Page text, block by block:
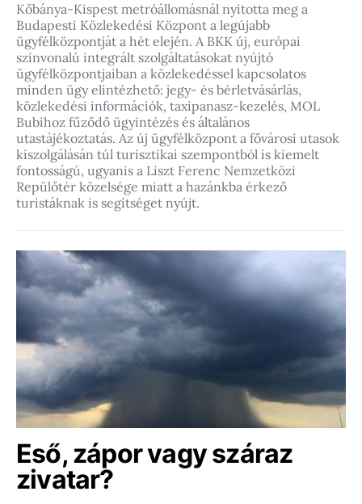
Kőbánya-Kispest metróállomásnál nyitotta meg a
Budapesti Közlekedési Központ a legújabb
ügyfélközpontját a hét elején. A BKK új, európai
színvonalú integrált szolgáltatásokat nyújtó
ügyfélközpontjaiban a közlekedéssel kapcsolatos
minden ügy elintézhető: jegy- és bérletvásárlás,
közlekedési információk, taxipanasz-kezelés, MOL
Bubihoz fűződő ügyintézés és általános
utastájékoztatás. Az új ügyfélközpont a fővárosi utasok
kiszolgálásán túl turisztikai szempontból is kiemelt
fontosságú, ugyanis a Liszt Ferenc Nemzetközi
Repülőtér közelsége miatt a hazánkba érkező
turistáknak is segítséget nyújt.
Eső, zápor vagy száraz
zivatar?